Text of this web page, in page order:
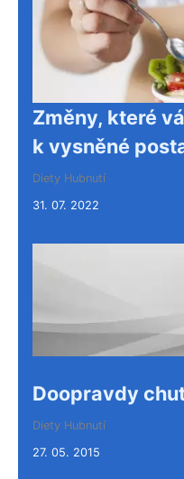
Změny, které
k vysněné
Diety Hubnutí
31. 07. 2022
Doopravdy
Diety Hubnutí
27. 05. 2015